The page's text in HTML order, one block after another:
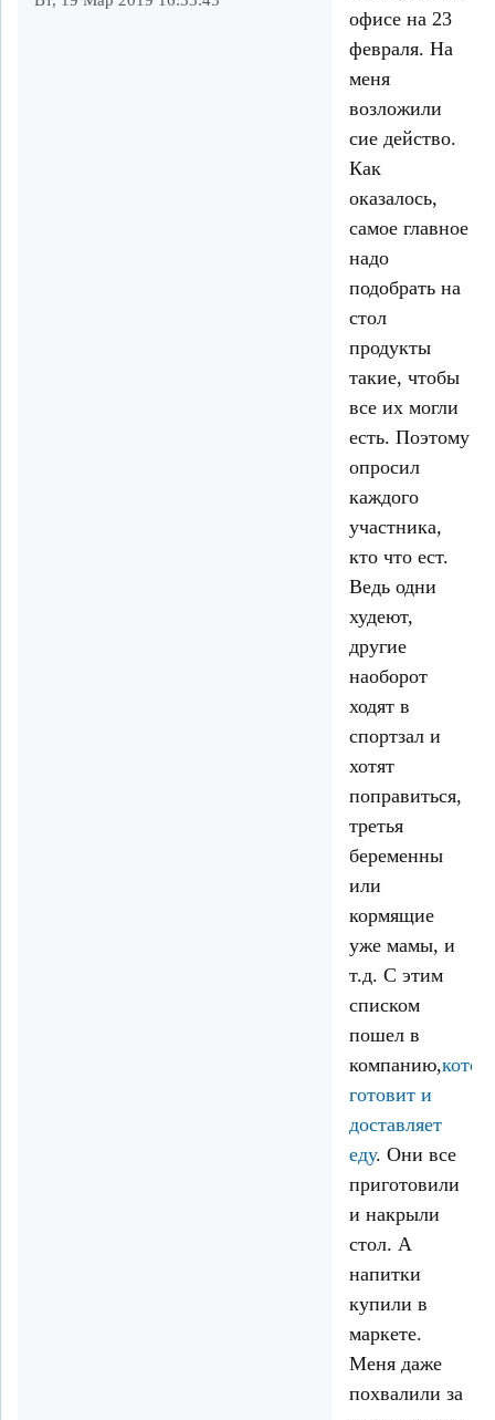
офисе на 23
февраля. На
меня
возложили
сие действо.
Как
оказалось,
самое главное
надо
подобрать на
стол
продукты
такие, чтобы
все их могли
есть. Поэтому
опросил
каждого
участника,
кто что ест.
Ведь одни
худеют,
другие
наоборот
ходят в
спортзал и
хотят
поправиться,
третья
беременны
или
кормящие
уже мамы, и
т.д. С этим
списком
пошел в
компанию,
готовит и
доставляет
еду. Они все
приготовили
и накрыли
стол. А
напитки
купили в
маркете.
Меня даже
похвалили за